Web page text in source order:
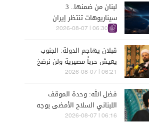
لبنان من ضمنها.. 3
سيناريوهات تنتظر إيران
وأميركا!
06:30 | 2026-08-07
قبلان يهاجم الدولة: الجنوب
يعيش حرباً مصيرية ولن نرضخ
06:21 | 2026-08-07
فضل الله: وحدة الموقف
اللبناني السلاح الأمضى بوجه
العدوان
06:16 | 2026-08-07